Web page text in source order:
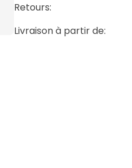
Retours:
Livraison à partir de: